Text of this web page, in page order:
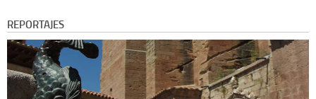
REPORTAJES